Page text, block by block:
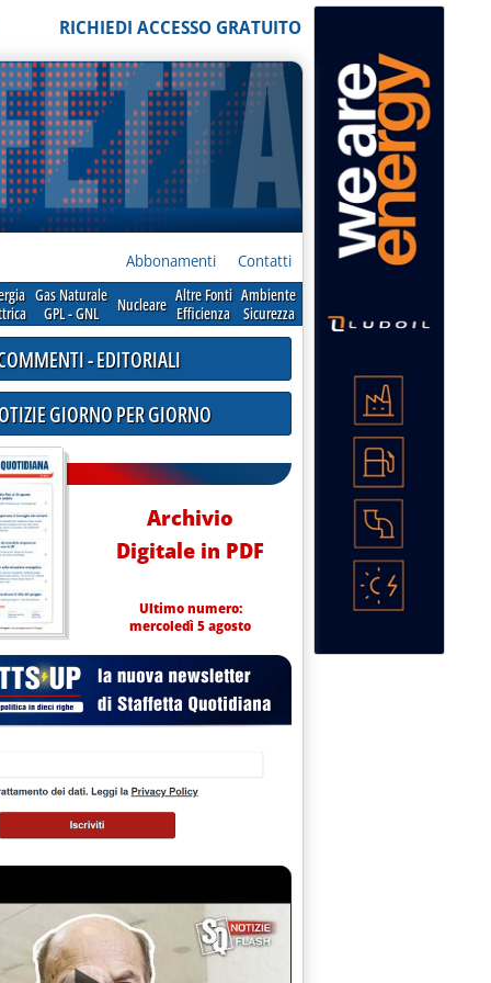
RICHIEDI ACCESSO GRATUITO
Abbonamenti Contatti
Gas Naturale
GPL - GNL
Nucleare Altre Fonti
Efficienza
Ambiente
Sicurezza
- EDITORIALI
GIORNO PER GIORNO
Archivio
Digitale in PDF
Ultimo numero:
mercoledì 5 agosto